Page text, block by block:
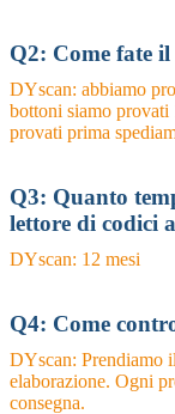
Q2: Come fate
DYscan: abbiamo
bottoni siamo
provati prima
Q3: Quanto
lettore di codici
DYscan: 12 mesi
Q4: Come
DYscan: Prendiamo
elaborazione. Ogni
consegna.